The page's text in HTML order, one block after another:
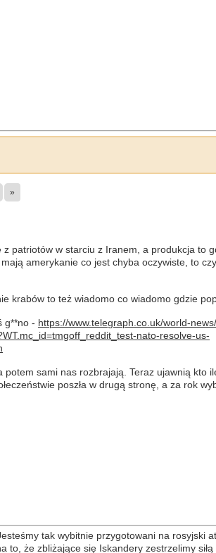
»
z patriotów w starciu z Iranem, a produkcja to
amerykanie co jest chyba oczywiste, to
krabów to też wiadomo co wiadomo gdzie
g**no - https://www.telegraph.co.uk/world-
nato-resolve-us-
sami nas rozbrajają. Teraz ujawnią kto
poszła w drugą stronę, a za rok
tak wybitnie przygotowani na rosyjski
to, że zbliżające się Iskandery zestrzelimy